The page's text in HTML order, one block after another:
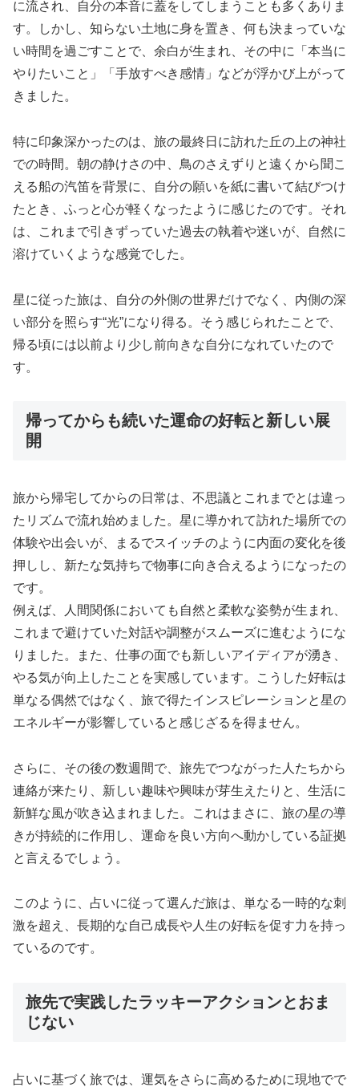
に流され、自分の本音に蓋をしてしまうことも多くありま
す。しかし、知らない土地に身を置き、何も決まっていな
い時間を過ごすことで、余白が生まれ、その中に「本当に
やりたいこと」「手放すべき感情」などが浮かび上がって
きました。
特に印象深かったのは、旅の最終日に訪れた丘の上の神社
での時間。朝の静けさの中、鳥のさえずりと遠くから聞こ
える船の汽笛を背景に、自分の願いを紙に書いて結びつけ
たとき、ふっと心が軽くなったように感じたのです。それ
は、これまで引きずっていた過去の執着や迷いが、自然に
溶けていくような感覚でした。
星に従った旅は、自分の外側の世界だけでなく、内側の深
い部分を照らす“光”になり得る。そう感じられたことで、
帰る頃には以前より少し前向きな自分になれていたので
す。
帰ってからも続いた運命の好転と新しい展
開
旅から帰宅してからの日常は、不思議とこれまでとは違っ
たリズムで流れ始めました。星に導かれて訪れた場所での
体験や出会いが、まるでスイッチのように内面の変化を後
押しし、新たな気持ちで物事に向き合えるようになったの
です。
例えば、人間関係においても自然と柔軟な姿勢が生まれ、
これまで避けていた対話や調整がスムーズに進むようにな
りました。また、仕事の面でも新しいアイディアが湧き、
やる気が向上したことを実感しています。こうした好転は
単なる偶然ではなく、旅で得たインスピレーションと星の
エネルギーが影響していると感じざるを得ません。
さらに、その後の数週間で、旅先でつながった人たちから
連絡が来たり、新しい趣味や興味が芽生えたりと、生活に
新鮮な風が吹き込まれました。これはまさに、旅の星の導
きが持続的に作用し、運命を良い方向へ動かしている証拠
と言えるでしょう。
このように、占いに従って選んだ旅は、単なる一時的な刺
激を超え、長期的な自己成長や人生の好転を促す力を持っ
ているのです。
旅先で実践したラッキーアクションとおま
じない
占いに基づく旅では、運気をさらに高めるために現地でで